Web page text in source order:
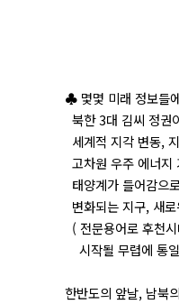
♣ 몇몇 미래 정보들
북한 3대 김씨 정권
세계적 지각 변동,
고차원 우주 에너지
태양계가 들어감으
변화되는 지구, 새
( 전문용어로 후천
시작될 무렵에 통
한반도의 앞날, 남북